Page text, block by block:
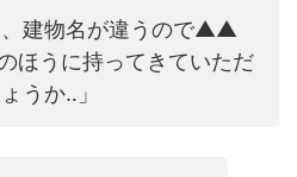
、建物名が違うので▲▲
ほうに持ってきていただ
うか‥」